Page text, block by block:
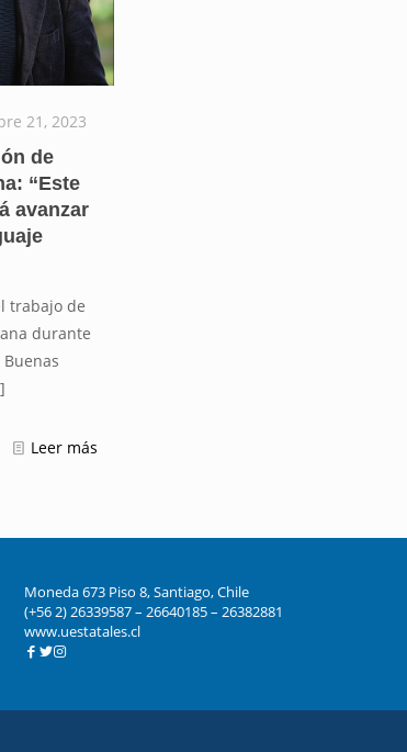
21, 2023
de
“Este
avanzar
trabajo de
durante
Leer más
Moneda 673 Piso 8, Santiago, Chile
(+56 2) 26339587 – 26640185 – 26382881
www.uestatales.cl